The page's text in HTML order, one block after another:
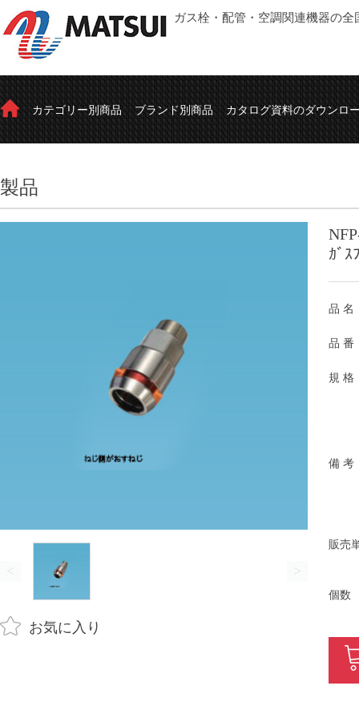
ガス栓・配管・空調関連機器の全
カテゴリー別商品 ブランド別商品 カタログ資料のダウンロ
製品
< >
お気に入り
ｶﾞｽ
品 名
品 番
規 格
備 考
販売
個数